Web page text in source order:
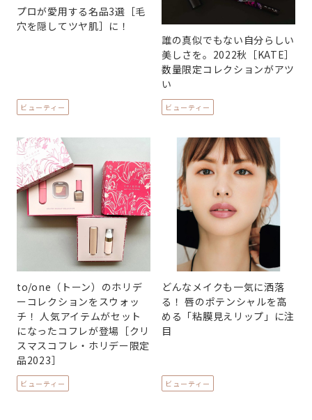
プロが愛用する名品3選［毛
穴を隠してツヤ肌］に！
ビューティー
誰の真似でもない自分らしい
美しさを。2022秋［KATE］
数量限定コレクションがアツ
い
ビューティー
to/one（トーン）のホリデ
ーコレクションをスウォッ
チ！ 人気アイテムがセット
になったコフレが登場［クリ
スマスコフレ・ホリデー限定
品2023］
ビューティー
どんなメイクも一気に洒落
る！ 唇のポテンシャルを高
める「粘膜見えリップ」に注
目
ビューティー